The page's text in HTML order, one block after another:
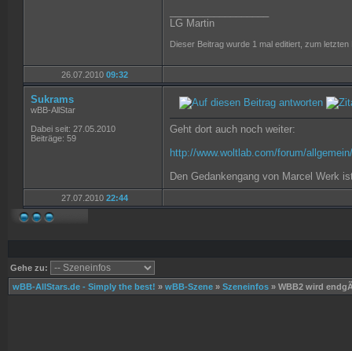
LG Martin
Dieser Beitrag wurde 1 mal editiert, zum
26.07.2010 09:32
Sukrams
wBB-AllStar
Dabei seit: 27.05.2010
Beiträge: 59
Geht dort auch noch weiter:
http://www.woltlab.com/forum/
Den Gedankengang von Marcel Werk
27.07.2010 22:44
Gehe zu:
wBB-AllStars.de - Simply the best! » wBB-Szene » Szeneinfos » WBB2 wird